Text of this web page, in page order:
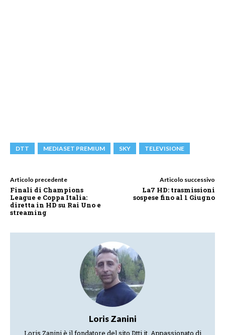
DTT MEDIASET PREMIUM SKY TELEVISIONE
Articolo precedente
Finali di Champions
League e Coppa Italia:
diretta in HD su Rai Uno e
streaming
Articolo successivo
La7 HD: trasmissioni
sospese fino al 1 Giugno
Loris Zanini
Loris Zanini è il fondatore del sito Dtti.it. Appassionato di